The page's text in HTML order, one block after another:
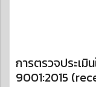
การตรวจประเ
9001:2015